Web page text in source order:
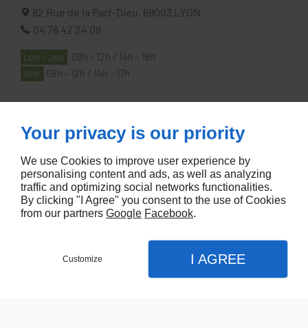
82 Rue de la Part-Dieu, 69003
LYON
04 78 42 24 08
Lun - Jeu
08h - 12h / 14h - 18h
Ven
08h - 12h / 14h - 17h
À PROPOS
Accueil
Contactez-nous
Mentions légales
Plan du site
Your privacy is our priority
We use Cookies to improve user experience by
personalising content and ads, as well as analyzing
traffic and optimizing social networks functionalities.
By clicking "I Agree" you consent to the use of Cookies
from our partners Google Facebook.
Customize I AGREE